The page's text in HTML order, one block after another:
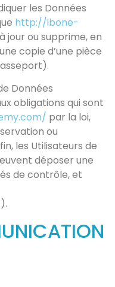
les Données
http://ibone-
jour ou supprime, en
copie d’une pièce
Données
obligations qui sont
par la loi,
ou
les Utilisateurs de
déposer une
de contrôle, et